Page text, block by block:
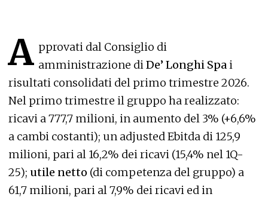
A pprovati dal Consiglio di
amministrazione diDe’ Longhi Spai
risultati consolidati del primo trimestre 2026.
Nel primo trimestre il gruppo ha realizzato:
ricavi a 777,7 milioni, in aumento del 3% (+6,6%
a cambi costanti); un adjusted Ebitda di 125,9
milioni, pari al 16,2% dei ricavi (15,4% nel 1Q-
25); utile netto (di competenza del gruppo) a
61,7 milioni, pari al 7,9% dei ricavi ed in